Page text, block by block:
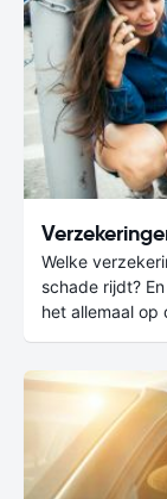
Welke
schade rijdt?
het allemaal op